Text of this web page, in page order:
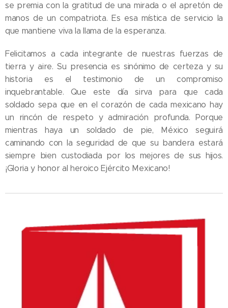
se premia con la gratitud de una mirada o el apretón de
manos de un compatriota. Es esa mística de servicio la
que mantiene viva la llama de la esperanza.
​Felicitamos a cada integrante de nuestras fuerzas de
tierra y aire. Su presencia es sinónimo de certeza y su
historia es el testimonio de un compromiso
inquebrantable. Que este día sirva para que cada
soldado sepa que en el corazón de cada mexicano hay
un rincón de respeto y admiración profunda. Porque
mientras haya un soldado de pie, México seguirá
caminando con la seguridad de que su bandera estará
siempre bien custodiada por los mejores de sus hijos.
¡Gloria y honor al heroico Ejército Mexicano!